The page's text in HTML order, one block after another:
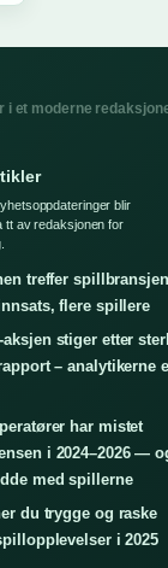
i et moderne
blir
tt av redaksjonen for
treffer
flere spillere
aksjen stiger etter
– analytikerne
har mistet
i 2024–2026 —
med spillerne
du trygge og raske
i 2025